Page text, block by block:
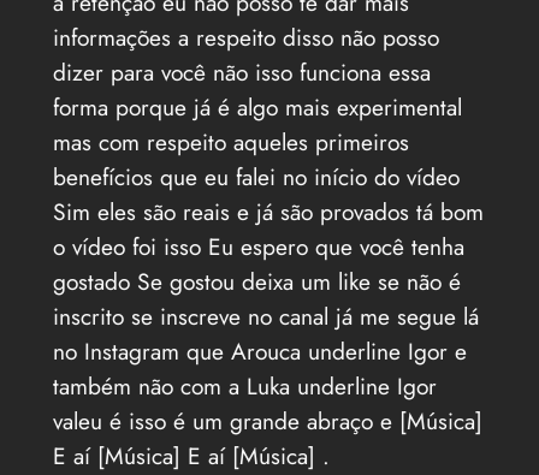
informações a respeito disso não posso
dizer para você não isso funciona essa
forma porque já é algo mais experimental
mas com respeito aqueles primeiros
benefícios que eu falei no início do vídeo
Sim eles são reais e já são provados tá bom
o vídeo foi isso Eu espero que você tenha
gostado Se gostou deixa um like se não é
inscrito se inscreve no canal já me segue lá
no Instagram que Arouca underline Igor e
também não com a Luka underline Igor
valeu é isso é um grande abraço e [Música]
E aí [Música] E aí [Música] .